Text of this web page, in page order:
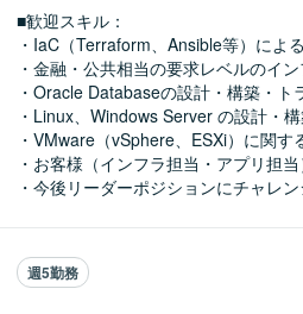
■歓迎スキル：
・IaC（Terraform、Ansible等）によ
・金融・公共相当の要求レベルのイ
・Oracle Databaseの設計・構築・
・Linux、Windows Server の設計・
・VMware（vSphere、ESXi）に関す
・お客様（インフラ担当・アプリ担
・今後リーダーポジションにチャレ
週5勤務